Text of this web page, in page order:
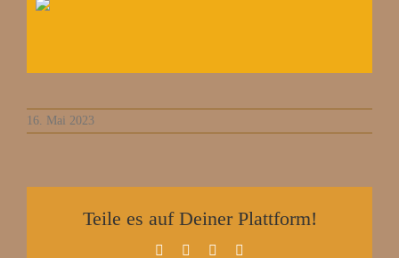
16. Mai 2023
Teile es auf Deiner Plattform!
Facebook Pinterest